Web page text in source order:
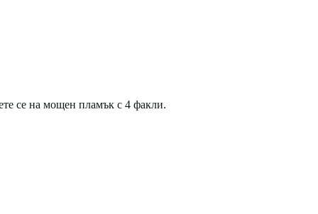
се на мощен пламък с 4 факли.